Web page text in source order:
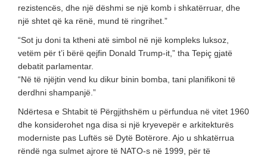
rezistencës, dhe një dëshmi se një komb i shkatërruar, dhe
një shtet që ka rënë, mund të ringrihet.”
“Sot ju doni ta ktheni atë simbol në një kompleks luksoz,
vetëm për t’i bërë qejfin Donald Trump-it,” tha Tepiç gjatë
debatit parlamentar.
“Në të njëjtin vend ku dikur binin bomba, tani planifikoni të
derdhni shampanjë.”
Ndërtesa e Shtabit të Përgjithshëm u përfundua në vitet 1960
dhe konsiderohet nga disa si një kryevepër e arkitekturës
moderniste pas Luftës së Dytë Botërore. Ajo u shkatërrua
rëndë nga sulmet ajrore të NATO-s në 1999, për të